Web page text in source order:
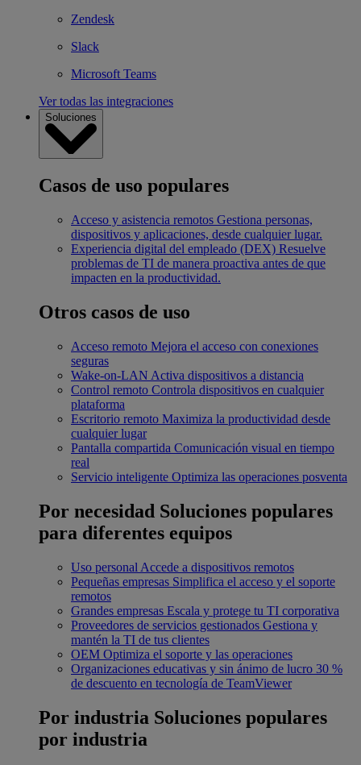
Zendesk
Slack
Microsoft Teams
Ver todas las integraciones
Soluciones
Casos de uso populares
Acceso y asistencia remotos Gestiona personas,
dispositivos y aplicaciones, desde cualquier lugar.
Experiencia digital del empleado (DEX) Resuelve
problemas de TI de manera proactiva antes de que
impacten en la productividad.
Otros casos de uso
Acceso remoto Mejora el acceso con conexiones
seguras
Wake-on-LAN Activa dispositivos a distancia
Control remoto Controla dispositivos en cualquier
plataforma
Escritorio remoto Maximiza la productividad desde
cualquier lugar
Pantalla compartida Comunicación visual en tiempo
real
Servicio inteligente Optimiza las operaciones posventa
Por necesidad Soluciones populares
para diferentes equipos
Uso personal Accede a dispositivos remotos
Pequeñas empresas Simplifica el acceso y el soporte
remotos
Grandes empresas Escala y protege tu TI corporativa
Proveedores de servicios gestionados Gestiona y
mantén la TI de tus clientes
OEM Optimiza el soporte y las operaciones
Organizaciones educativas y sin ánimo de lucro 30 %
de descuento en tecnología de TeamViewer
Por industria Soluciones populares
por industria